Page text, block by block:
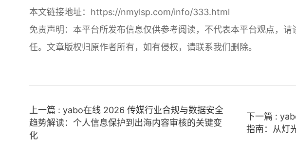
本文链接地址： https://nmylsp.com/info/333.html
免责声明：本平台所发布信息仅供参考阅读，不代表本平台观点，
任。文章版权归原作者所有，如有侵权，请联系我们删除。
上一篇 : yabo在线 2026 传媒行业合规与数据安全
趋势解读：个人信息保护到出海内容审核的关键变
化
下一篇 :
指南：从灯